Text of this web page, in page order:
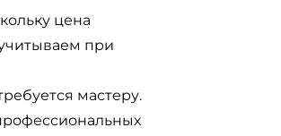
цена
при
мастеру.